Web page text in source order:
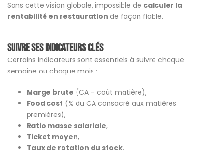
Sans cette vision globale, impossible de calculer la
rentabilité en restauration de façon fiable.
Suivre ses indicateurs clés
Certains indicateurs sont essentiels à suivre chaque
semaine ou chaque mois :
Marge brute (CA – coût matière),
Food cost (% du CA consacré aux matières
premières),
Ratio masse salariale,
Ticket moyen,
Taux de rotation du stock.